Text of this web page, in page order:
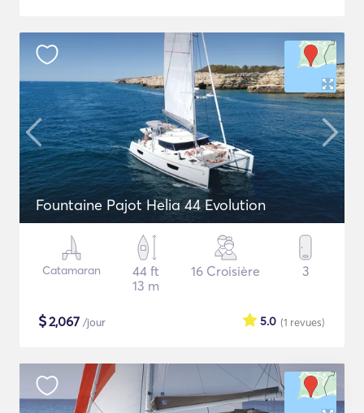
Fountaine Pajot Helia 44 Evolution
Catamaran
44 ft
13 m
16 Croisière 3
$2,067 /jour (1 revues)
5.0